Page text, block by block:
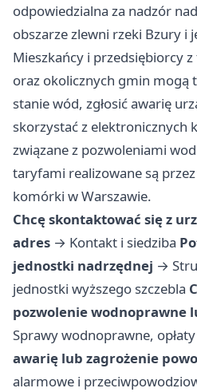
odpowiedzialna za nadzór
obszarze zlewni rzeki Bzury i
Mieszkańcy i przedsiębiorcy
oraz okolicznych gmin mogą
stanie wód, zgłosić awarię
skorzystać z elektronicznych
związane z pozwoleniami
taryfami realizowane są
komórki w Warszawie.
Chcę skontaktować się z
adres → Kontakt i siedziba
jednostki nadrzędnej →
jednostki wyższego szczebla
pozwolenie wodnoprawne
Sprawy wodnoprawne,
awarię lub zagrożenie
alarmowe i